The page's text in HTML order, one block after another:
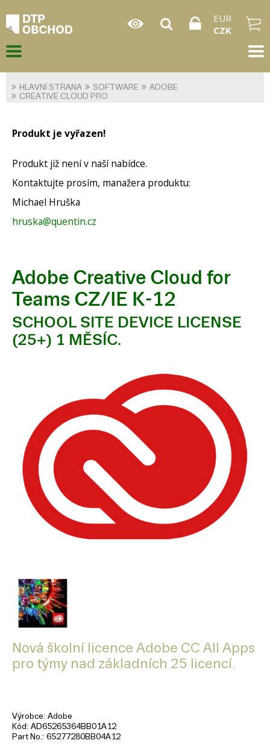
EUR
CZK
HLAVNÍ STRANA SOFTWARE
ADOBE
CREATIVE CLOUD PRO
Produkt je vyřazen!
Produkt již není v naší nabídce.
Kontaktujte prosím, manažera produktu:
Michael Hruška
hruska@quentin.cz
Adobe Creative Cloud for
Teams CZ/IE K-12
SCHOOL SITE DEVICE LICENSE
(25+) 1 MĚSÍC.
Nová školní licence Adobe CC All Apps
pro týmy nad základních 25 licencí.
Výrobce Adobe
Kód AD65265364BB01A12
Part No. 65277280BB04A12